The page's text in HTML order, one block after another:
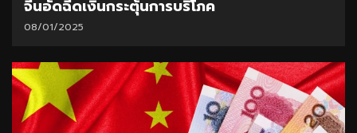
จีนอัดฉีดเงินกระตุ้นการบริโภค
08/01/2025